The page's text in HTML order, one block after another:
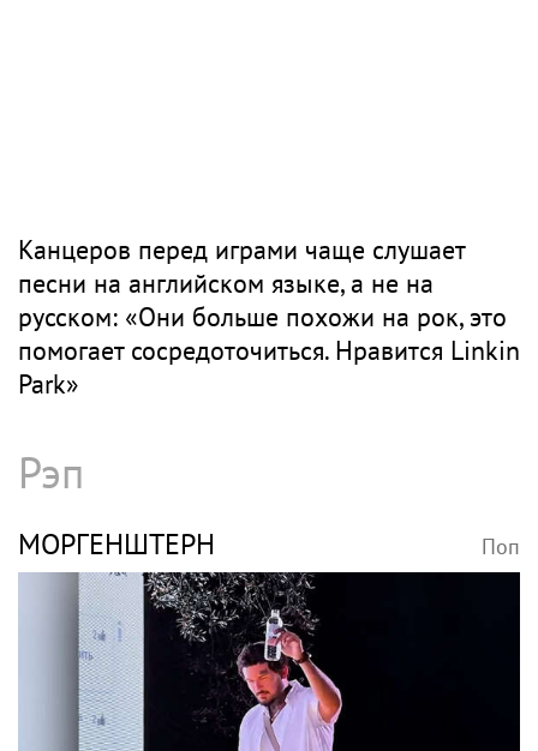
Канцеров перед играми чаще слушает
песни на английском языке, а не на
русском: «Они больше похожи на рок, это
помогает сосредоточиться. Нравится Linkin
Park»
Рэп
МОРГЕНШТЕРН Поп